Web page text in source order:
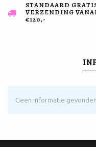
STANDAARD
VERZENDING
€120,-
Geen informatie gevonden